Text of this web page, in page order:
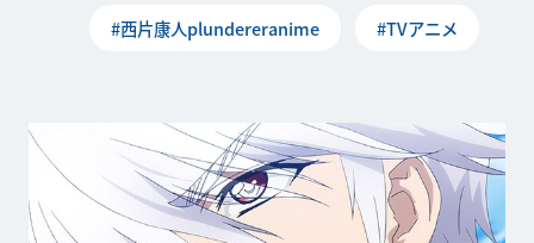
#西片康人plundereranime #TVアニメ